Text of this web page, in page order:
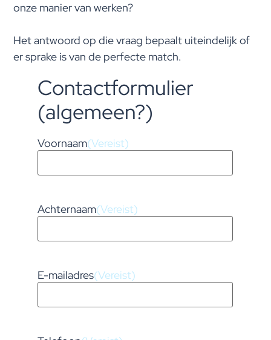
onze manier van werken?
Het antwoord op die vraag bepaalt uiteindelijk of
er sprake is van de perfecte match.
Contactformulier
(algemeen?)
Voornaam(Vereist)
Achternaam(Vereist)
E-mailadres(Vereist)